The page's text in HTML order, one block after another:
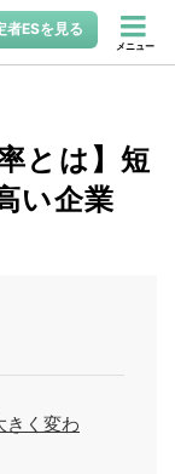
者ESを見る
メニュー
とは】短
い企業
きく変わ